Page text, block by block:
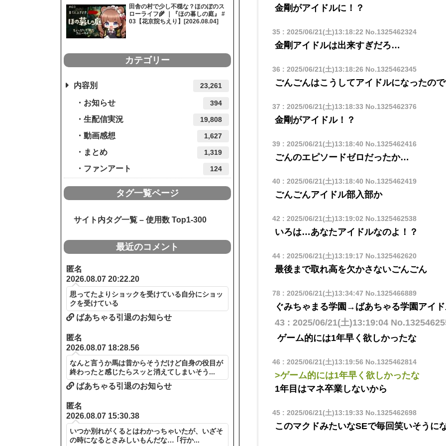
金剛がアイドルに！？
35: 2025/06/21(土)13:18:22 No.1325462324
金剛アイドルは出来すぎだろ…
36 : 2025/06/21(土)13:18:26 No.1325462345
ごんごんはこうしてアイドルになったの
37 : 2025/06/21(土)13:18:33 No.1325462376
金剛がアイドル！？
39: 2025/06/21(土)13:18:40 No.1325462416
ごんのエピソードゼロだったか…
40 : 2025/06/21(土)13:18:40 No.1325462419
ごんごんアイドル部入部か
42 : 2025/06/21(土)13:19:02 No.1325462538
いろは…あなたアイドルなのよ！？
44: 2025/06/21(土)13:19:17 No.1325462620
最後まで取れ高を欠かさないごんごん
78: 2025/06/21(土)13:34:47 No.1325466889
ぐみちゃまる学園→ばあちゃる学園アイ
43: 2025/06/21(土)13:19:04
ゲーム的には1年早く欲しかったな
46 : 2025/06/21(土)13:19:56 No.1325462814
>ゲーム的には1年早く欲しかったな
1年目はマネ卒業しないから
45: 2025/06/21(土)13:19:33 No.1325462698
このマクドみたいなSEで毎回笑いそうに
田舎の村で少し不穏な？ほのぼのス
ローライフ🌾 ｜『ほの暮しの庭』 #
03【花京院ちえり】[2026.08.04]
カテゴリー
内容別 23,261
お知らせ 394
生配信実況 19,808
動画感想 1,627
まとめ 1,319
ファンアート 124
タグ一覧ページ
サイト内タグ一覧 – 使用数 Top1-300
最近のコメント
匿名
2026.08.07 20:22.20
思ってたよりショックを受けている自分にショッ
クを受けている
ばあちゃる引退のお知らせ
匿名
2026.08.07 18:28.56
なんと言うか馬は昔からそうだけど自身の役目が
終わったと感じたらスッと消えてしまいそう...
ばあちゃる引退のお知らせ
匿名
2026.08.07 15:30.38
いつか別れがくるとはわかっちゃいたが、いざそ
の時になるとさみしいもんだな… ｢行か...